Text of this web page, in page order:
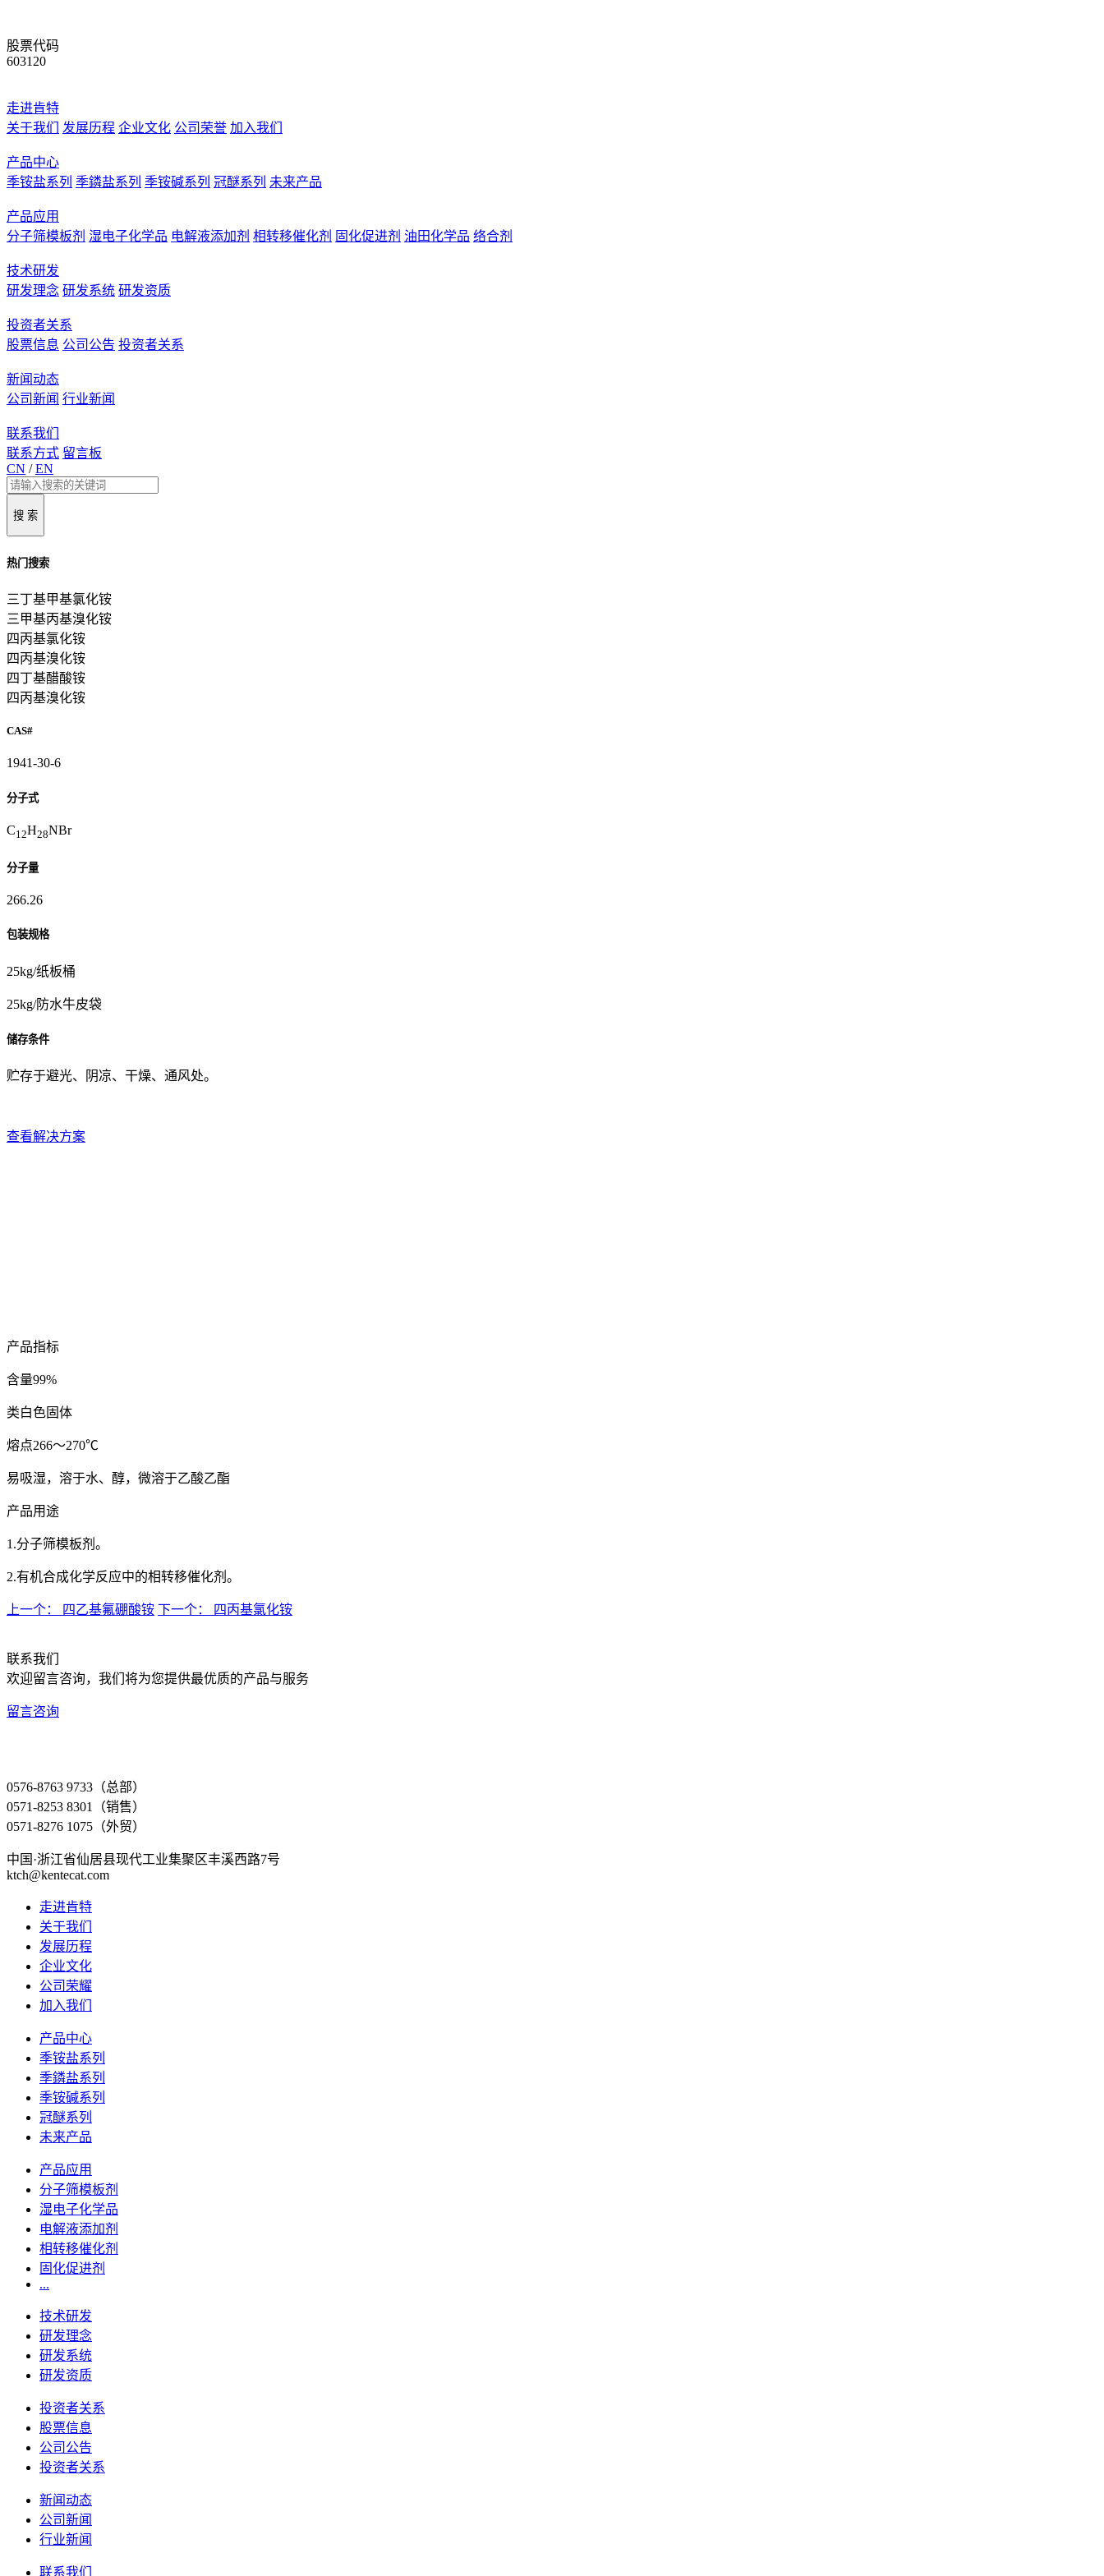
股票代码
603120
走进肯特
关于我们
发展历程 企业文化 公司荣誉 加入我们
产品中心
季铵盐系列 季鏻盐系列 季铵碱系列 冠醚系列 未来产品
产品应用
分子筛模板剂 湿电子化学品 电解液添加剂 相转移催化剂 固化促进剂 油田化学品 络合剂
技术研发
研发理念 研发系统 研发资质
投资者关系
股票信息 公司公告 投资者关系
新闻动态
公司新闻 行业新闻
联系我们
联系方式 留言板
CN / EN
搜 索
热门搜索
三丁基甲基氯化铵
三甲基丙基溴化铵
四丙基氯化铵
四丙基溴化铵
四丁基醋酸铵
四丙基溴化铵
CAS#
1941-30-6
分子式
C12H28NBr
分子量
266.26
包装规格
25kg/纸板桶
25kg/防水牛皮袋
储存条件
贮存于避光、阴凉、干燥、通风处。
查看解决方案
产品指标
含量99%
类白色固体
熔点266～270℃
易吸湿，溶于水、醇，微溶于乙酸乙酯
产品用途
1.分子筛模板剂。
2.有机合成化学反应中的相转移催化剂。
上一个： 四乙基氟硼酸铵 下一个： 四丙基氯化铵
联系我们
欢迎留言咨询，我们将为您提供最优质的产品与服务
留言咨询
0576-8763 9733（总部）
0571-8253 8301（销售）
0571-8276 1075（外贸）
中国·浙江省仙居县现代工业集聚区丰溪西路7号
ktch@kentecat.com
走进肯特
关于我们
发展历程
企业文化
公司荣耀
加入我们
产品中心
季铵盐系列
季鏻盐系列
季铵碱系列
冠醚系列
未来产品
产品应用
分子筛模板剂
湿电子化学品
电解液添加剂
相转移催化剂
固化促进剂
...
技术研发
研发理念
研发系统
研发资质
投资者关系
股票信息
公司公告
投资者关系
新闻动态
公司新闻
行业新闻
联系我们